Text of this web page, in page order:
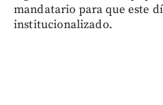
mandatario para que este
institucionalizado.